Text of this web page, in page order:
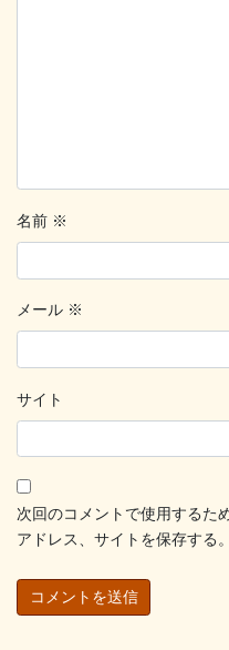
名前 ※
メール ※
サイト
次回のコメントで使用するた
アドレス、サイトを保存する。